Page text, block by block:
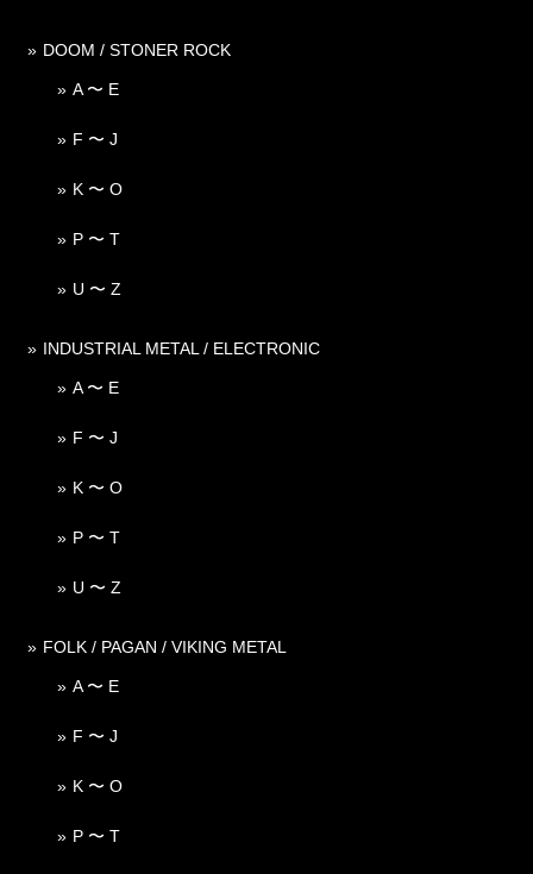
DOOM / STONER ROCK
A 〜 E
F 〜 J
K 〜 O
P 〜 T
U 〜 Z
INDUSTRIAL METAL / ELECTRONIC
A 〜 E
F 〜 J
K 〜 O
P 〜 T
U 〜 Z
FOLK / PAGAN / VIKING METAL
A 〜 E
F 〜 J
K 〜 O
P 〜 T